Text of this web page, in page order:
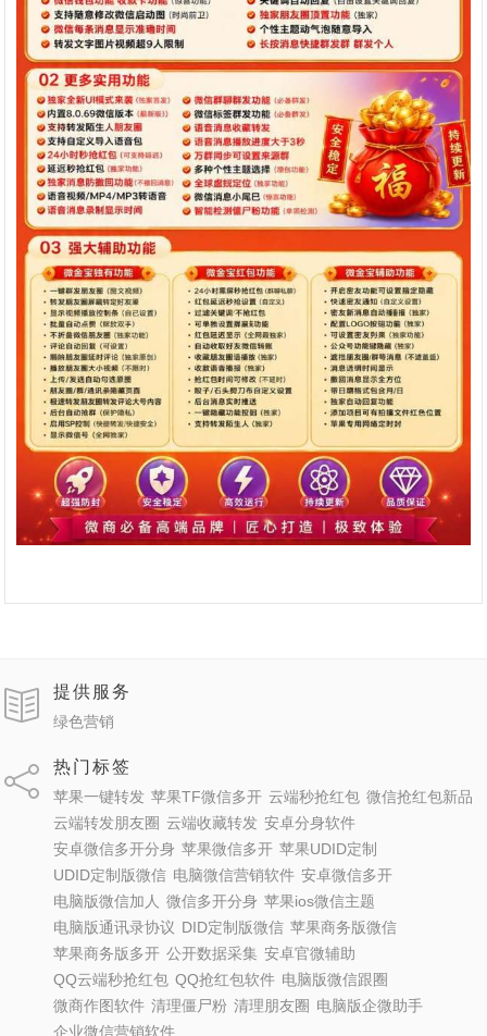
提供服务
绿色营销
热门标签
苹果一键转发 苹果TF微信多开 云端秒抢红包 微信抢红包新品
云端转发朋友圈 云端收藏转发 安卓分身软件
安卓微信多开分身 苹果微信多开 苹果UDID定制
UDID定制版微信 电脑微信营销软件 安卓微信多开
电脑版微信加人 微信多开分身 苹果ios微信主题
电脑版通讯录协议 DID定制版微信 苹果商务版微信
苹果商务版多开 公开数据采集 安卓官微辅助
QQ云端秒抢红包 QQ抢红包软件 电脑版微信跟圈
微商作图软件 清理僵尸粉 清理朋友圈 电脑版企微助手
企业微信营销软件